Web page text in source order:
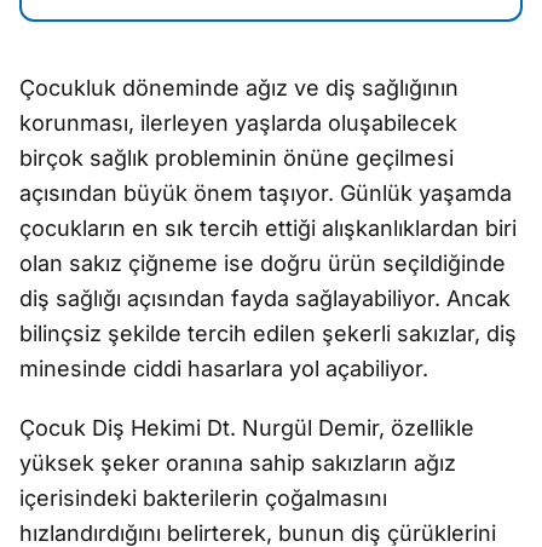
Çocukluk döneminde ağız ve diş sağlığının
korunması, ilerleyen yaşlarda oluşabilecek
birçok sağlık probleminin önüne geçilmesi
açısından büyük önem taşıyor. Günlük yaşamda
çocukların en sık tercih ettiği alışkanlıklardan biri
olan sakız çiğneme ise doğru ürün seçildiğinde
diş sağlığı açısından fayda sağlayabiliyor. Ancak
bilinçsiz şekilde tercih edilen şekerli sakızlar, diş
minesinde ciddi hasarlara yol açabiliyor.
Çocuk Diş Hekimi Dt. Nurgül Demir, özellikle
yüksek şeker oranına sahip sakızların ağız
içerisindeki bakterilerin çoğalmasını
hızlandırdığını belirterek, bunun diş çürüklerini